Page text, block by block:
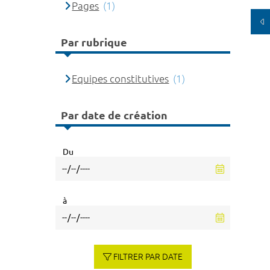
Pages (1)
Par rubrique
Equipes constitutives (1)
Par date de création
Du
à
FILTRER PAR DATE